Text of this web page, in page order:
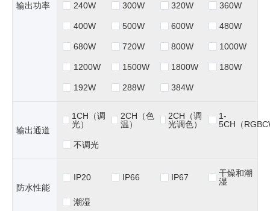
输出功率 240W 300W 320W 360W
400W 500W 600W 480W
680W 720W 800W 1000W
1200W 1500W 1800W 180W
192W 288W 384W
输出通道
1CH（调
光）
2CH（色
温）
2CH（调
光调色）
1-
5CH（
不调光
防水性能
IP20 IP66 IP67
干燥和潮
湿
潮湿